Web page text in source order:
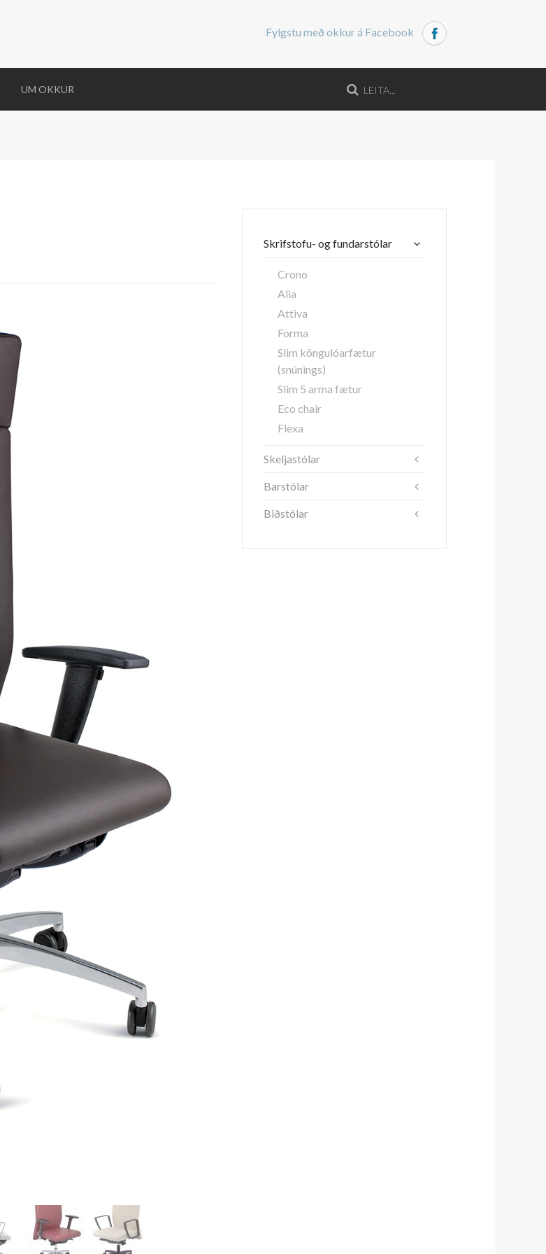
Fylgstu með okkur á Facebook
UM OKKUR
Skrifstofu- og fundarstólar
Crono
Alia
Attiva
Forma
Slim köngulóarfætur
(snúnings)
Slim 5 arma fætur
Eco chair
Flexa
Skeljastólar
Barstólar
Biðstólar